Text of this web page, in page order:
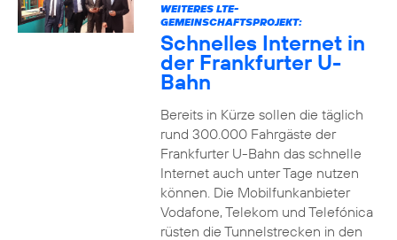
WEITERES LTE-
GEMEINSCHAFTSPROJEKT:
Schnelles Internet in
der Frankfurter U-
Bahn
Bereits in Kürze sollen die täglich
rund 300.000 Fahrgäste der
Frankfurter U-Bahn das schnelle
Internet auch unter Tage nutzen
können. Die Mobilfunkanbieter
Vodafone, Telekom und Telefónica
rüsten die Tunnelstrecken in den